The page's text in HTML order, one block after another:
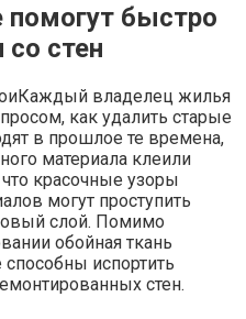
быстро
стен
Каждый владелец жилья
как удалить старые
в прошлое те времена,
материала клеили
красочные узоры
могут проступить
слой. Помимо
обойная ткань
испортить
стен.